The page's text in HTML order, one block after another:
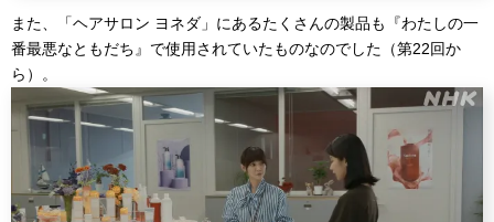
また、「ヘアサロン ヨネダ」にあるたくさんの製品も『わたしの一
番最悪なともだち』で使用されていたものなのでした（第22回か
ら）。